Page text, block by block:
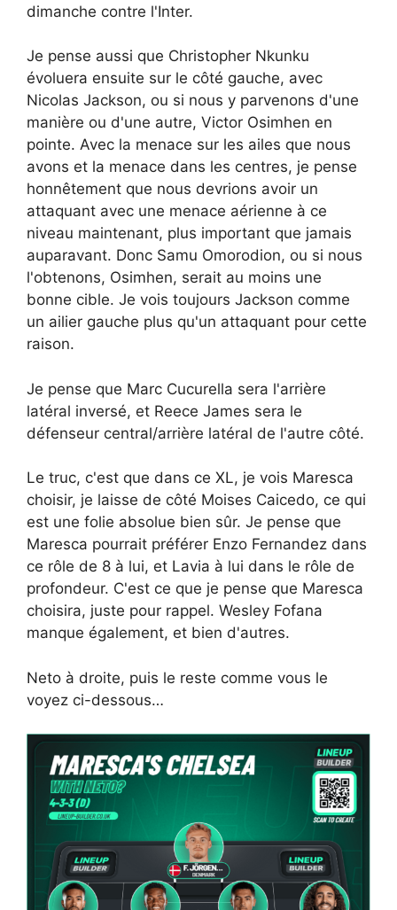
dimanche contre l'Inter.
Je pense aussi que Christopher Nkunku
évoluera ensuite sur le côté gauche, avec
Nicolas Jackson, ou si nous y parvenons d'une
manière ou d'une autre, Victor Osimhen en
pointe. Avec la menace sur les ailes que nous
avons et la menace dans les centres, je pense
honnêtement que nous devrions avoir un
attaquant avec une menace aérienne à ce
niveau maintenant, plus important que jamais
auparavant. Donc Samu Omorodion, ou si nous
l'obtenons, Osimhen, serait au moins une
bonne cible. Je vois toujours Jackson comme
un ailier gauche plus qu'un attaquant pour cette
raison.
Je pense que Marc Cucurella sera l'arrière
latéral inversé, et Reece James sera le
défenseur central/arrière latéral de l'autre côté.
Le truc, c'est que dans ce XL, je vois Maresca
choisir, je laisse de côté Moises Caicedo, ce qui
est une folie absolue bien sûr. Je pense que
Maresca pourrait préférer Enzo Fernandez dans
ce rôle de 8 à lui, et Lavia à lui dans le rôle de
profondeur. C'est ce que je pense que Maresca
choisira, juste pour rappel. Wesley Fofana
manque également, et bien d'autres.
Neto à droite, puis le reste comme vous le
voyez ci-dessous…